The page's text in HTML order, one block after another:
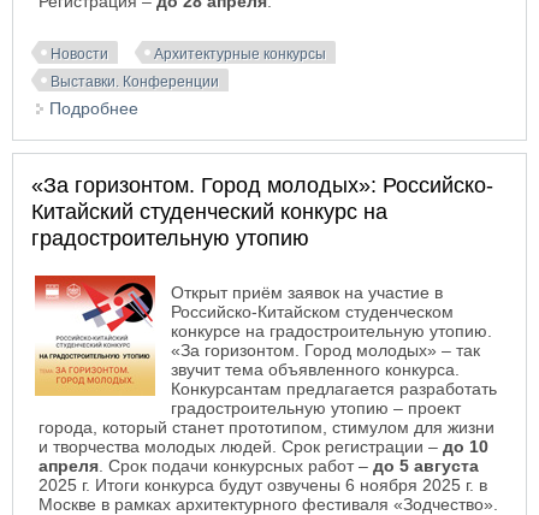
Новости
Архитектурные конкурсы
Выставки. Конференции
Подробнее
«За горизонтом. Город молодых»: Российско-
Китайский студенческий конкурс на
градостроительную утопию
Открыт приём заявок на участие в
Российско-Китайском студенческом
конкурсе на градостроительную утопию.
«За горизонтом. Город молодых» – так
звучит тема объявленного конкурса.
Конкурсантам предлагается разработать
градостроительную утопию – проект
города, который станет прототипом, стимулом для жизни
и творчества молодых людей. Срок регистрации – до 10
апреля . Срок подачи конкурсных работ – до 5 августа
2025 г. Итоги конкурса будут озвучены 6 ноября 2025 г. в
Москве в рамках архитектурного фестиваля «Зодчество».